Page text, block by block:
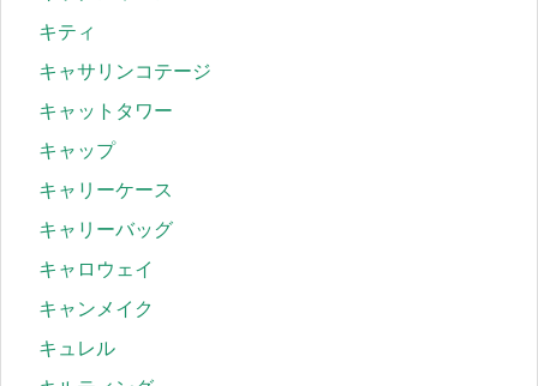
キティ
キャサリンコテージ
キャットタワー
キャップ
キャリーケース
キャリーバッグ
キャロウェイ
キャンメイク
キュレル